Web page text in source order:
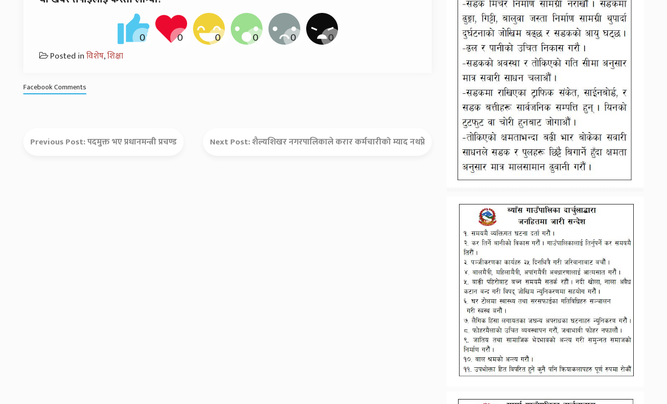
Posted inविशेष,शिक्षा
Facebook Comments
Previous Post:पदमुक्त भए प्रधानमन्त्री प्रचण्ड Next Post:शैल्यशिखर नगरपालिकाले करार कर्मचारीको म्याद नथप्ने